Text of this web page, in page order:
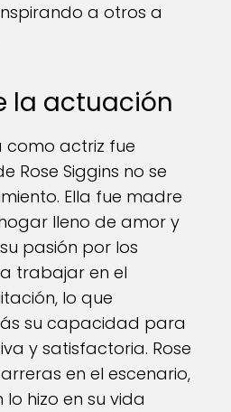
a otros a
la actuación
como actriz fue
Rose Siggins no se
Ella fue madre
lleno de amor y
pasión por los
trabajar en el
lo que
su capacidad para
y satisfactoria. Rose
en el escenario,
hizo en su vida